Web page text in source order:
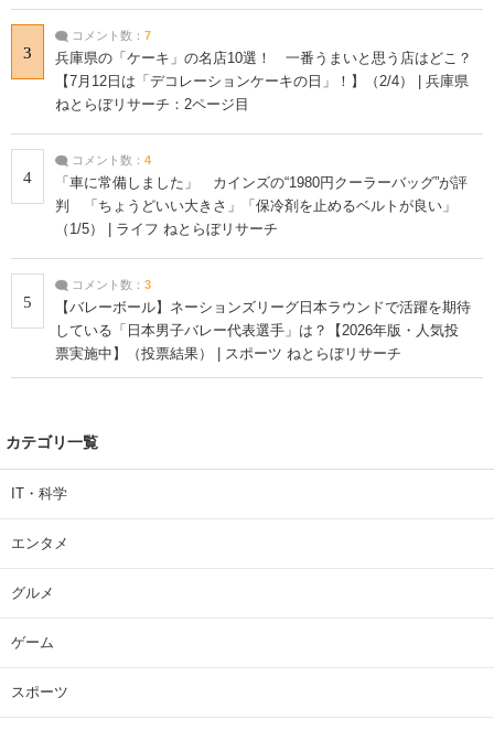
3
コメント数： 7
兵庫県の「ケーキ」の名店10選！ 一番うまいと思う店はどこ？
【7月12日は「デコレーションケーキの日」！】（2/4） | 兵庫県
ねとらぼリサーチ：2ページ目
4
コメント数： 4
「車に常備しました」 カインズの“1980円クーラーバッグ”が評
判 「ちょうどいい大きさ」「保冷剤を止めるベルトが良い」
（1/5） | ライフ ねとらぼリサーチ
5
コメント数： 3
【バレーボール】ネーションズリーグ日本ラウンドで活躍を期待
している「日本男子バレー代表選手」は？【2026年版・人気投
票実施中】（投票結果） | スポーツ ねとらぼリサーチ
カテゴリ一覧
IT・科学
エンタメ
グルメ
ゲーム
スポーツ